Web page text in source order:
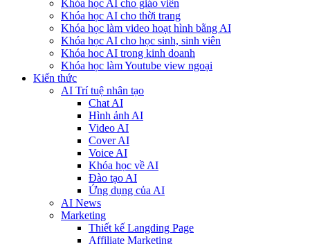
Khóa học AI cho giáo viên
Khóa học AI cho thời trang
Khóa học làm video hoạt hình bằng AI
Khóa học AI cho học sinh, sinh viên
Khóa hoc AI trong kinh doanh
Khóa học làm Youtube view ngoại
Kiến thức
AI Trí tuệ nhân tạo
Chat AI
Hình ảnh AI
Video AI
Cover AI
Voice AI
Khóa học về AI
Đào tạo AI
Ứng dụng của AI
AI News
Marketing
Thiết kế Langding Page
Affiliate Marketing